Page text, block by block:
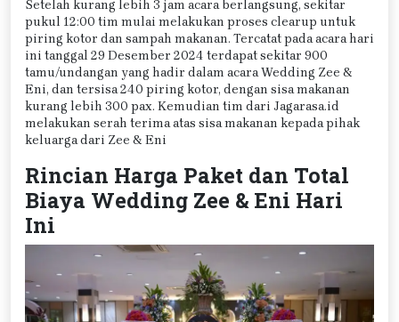
Setelah kurang lebih 3 jam acara berlangsung, sekitar
pukul 12:00 tim mulai melakukan proses clearup untuk
piring kotor dan sampah makanan. Tercatat pada acara hari
ini tanggal 29 Desember 2024 terdapat sekitar 900
tamu/undangan yang hadir dalam acara Wedding Zee &
Eni, dan tersisa 240 piring kotor, dengan sisa makanan
kurang lebih 300 pax. Kemudian tim dari Jagarasa.id
melakukan serah terima atas sisa makanan kepada pihak
keluarga dari Zee & Eni
Rincian Harga Paket dan Total
Biaya Wedding Zee & Eni Hari
Ini